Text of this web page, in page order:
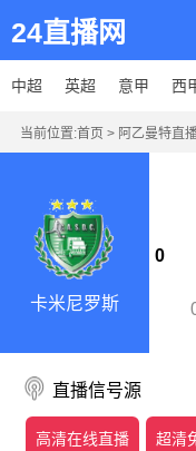
24直播网
中超 英超 意甲 西
当前位置:首页 > 阿乙曼特直
卡米尼罗斯
0
直播信号源
高清在线直播 超清